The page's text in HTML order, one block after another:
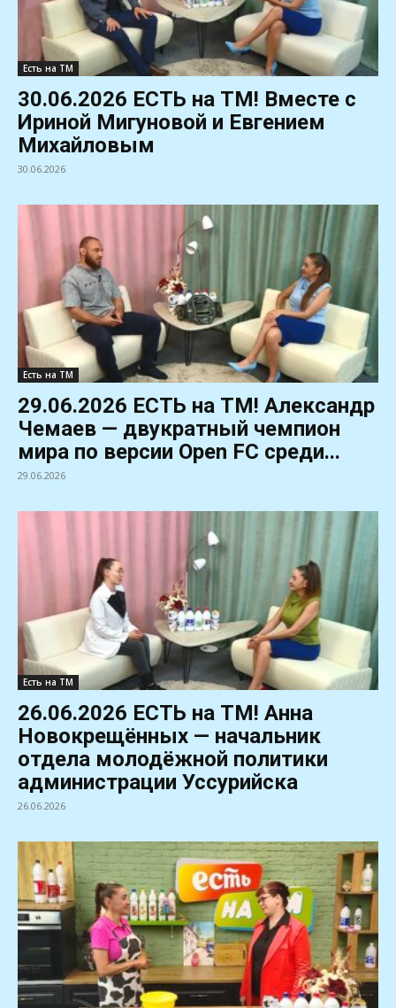
Есть на ТМ
30.06.2026 ЕСТЬ на ТМ! Вместе с
Ириной Мигуновой и Евгением
Михайловым
30.06.2026
Есть на ТМ
29.06.2026 ЕСТЬ на ТМ! Александр
Чемаев — двукратный чемпион
мира по версии Open FC среди...
29.06.2026
Есть на ТМ
26.06.2026 ЕСТЬ на ТМ! Анна
Новокрещённых — начальник
отдела молодёжной политики
администрации Уссурийска
26.06.2026